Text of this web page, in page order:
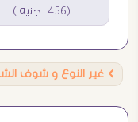
(456 جنيه )
Ö غير النوع و شوف